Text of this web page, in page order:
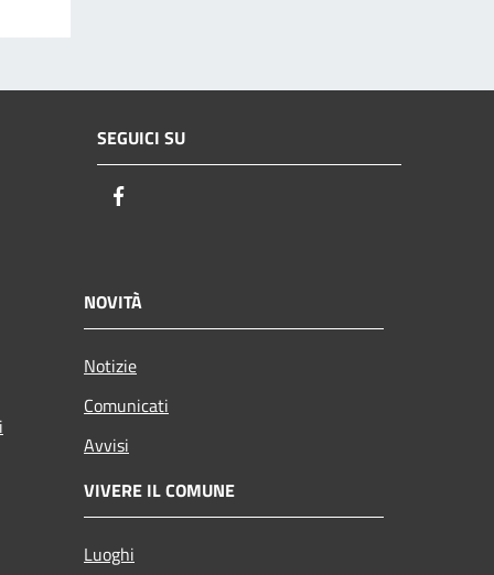
SEGUICI SU
NOVITÀ
Notizie
Comunicati
Avvisi
VIVERE IL COMUNE
Luoghi